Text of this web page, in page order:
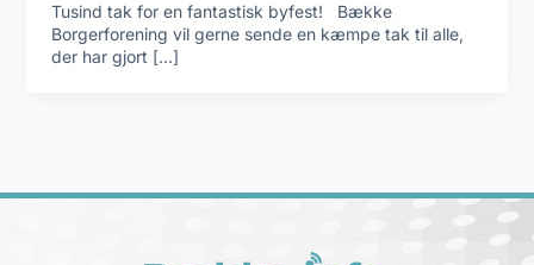
Tusind tak for en fantastisk byfest! Bække
Borgerforening vil gerne sende en kæmpe tak til alle,
der har gjort […]